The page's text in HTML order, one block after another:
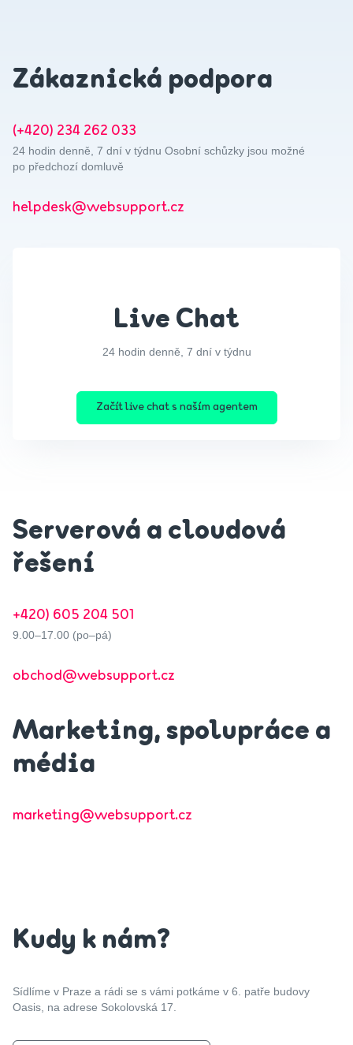
Zákaznická podpora
(+420) 234 262 033
24 hodin denně, 7 dní v týdnu Osobní schůzky jsou možné
po předchozí domluvě
helpdesk@websupport.cz
Live Chat
24 hodin denně, 7 dní v týdnu
Začít live chat s naším agentem
Serverová a cloudová
řešení
+420) 605 204 501
9.00–17.00 (po–pá)
obchod@websupport.cz
Marketing, spolupráce a
média
marketing@websupport.cz
Kudy k nám?
Sídlíme v Praze a rádi se s vámi potkáme v 6. patře budovy
Oasis, na adrese Sokolovská 17.